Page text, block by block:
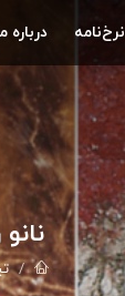
نرخ‌نامه درباره
نانو